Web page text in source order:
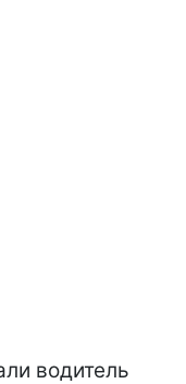
водитель